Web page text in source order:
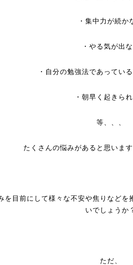
・集中力が続か
・やる気が出
・自分の勉強法であってい
・朝早く起きら
等、、、
たくさんの悩みがあると思いま
を目前にして様々な不安や焦りなどを
いでしょうか
ただ、